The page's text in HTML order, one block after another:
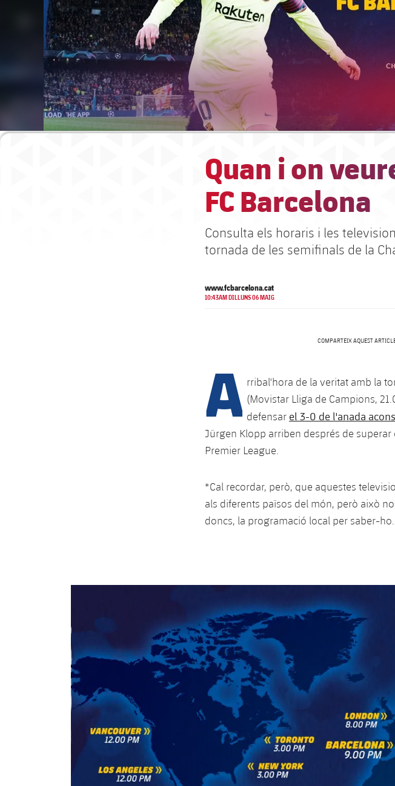
Quan i on
FC Barcelona
Consulta els horaris i les
tornada de les semifinals de la
www.fcbarcelona.cat
10:43AM DILLUNS 06 MAIG
COMPARTEIX AQUEST
A rribal'hora de la veritat amb la
(Movistar Lliga de Campions,
defensar el 3-0 de l'anada
Jürgen Klopp arriben després de
Premier League.
*Cal recordar, però, que aquestes
als diferents països del món, però això
doncs, la programació local per saber-ho.